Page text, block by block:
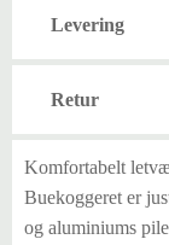
Levering
Retur
Komfortabelt
Buekoggeret er
og aluminiums